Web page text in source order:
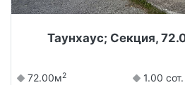
Таунхаус; Секция,
72.00м2 1.00 сот.